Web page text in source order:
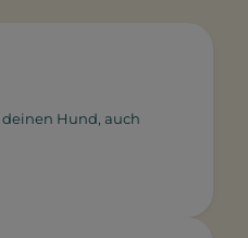
deinen Hund, auch